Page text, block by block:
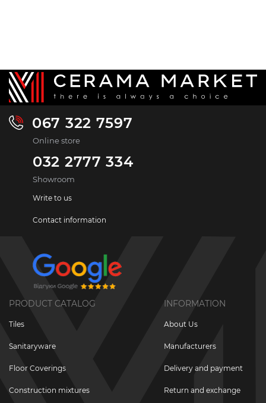
067 322 7597
Online store
032 2777 334
Showroom
Write to us
Contact information
PRODUCT CATALOG
Tiles
Sanitaryware
Floor Coverings
Construction mixtures
INFORMATION
About Us
Manufacturers
Delivery and payment
Return and exchange